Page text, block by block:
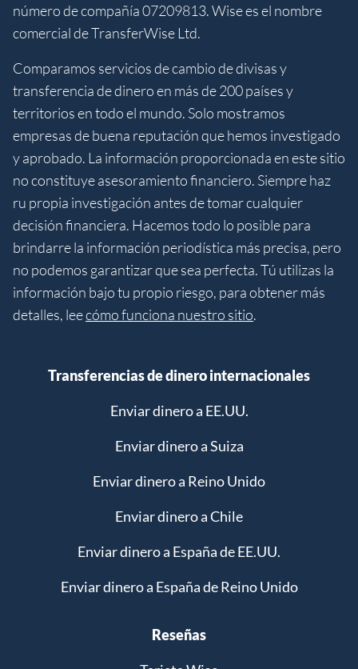
número de compañía 07209813. Wise es el nombre
comercial de TransferWise Ltd.
Comparamos servicios de cambio de divisas y
transferencia de dinero en más de 200 países y
territorios en todo el mundo. Solo mostramos
empresas de buena reputación que hemos investigado
y aprobado. La información proporcionada en este sitio
no constituye asesoramiento financiero. Siempre haz
ru propia investigación antes de tomar cualquier
decisión financiera. Hacemos todo lo posible para
brindarre la información periodística más precisa, pero
no podemos garantizar que sea perfecta. Tú utilizas la
información bajo tu propio riesgo, para obtener más
detalles, leecómo funciona nuestro sitio.
Transferencias de dinero internacionales
Enviar dinero a EE.UU.
Enviar dinero a Suiza
Enviar dinero a Reino Unido
Enviar dinero a Chile
Enviar dinero a España de EE.UU.
Enviar dinero a España de Reino Unido
Reseñas